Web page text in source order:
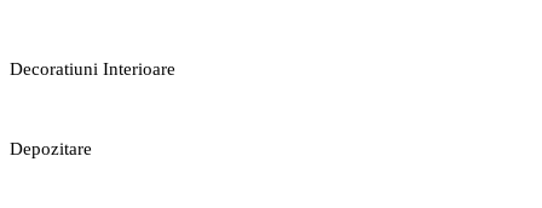
Decoratiuni Interioare
Depozitare